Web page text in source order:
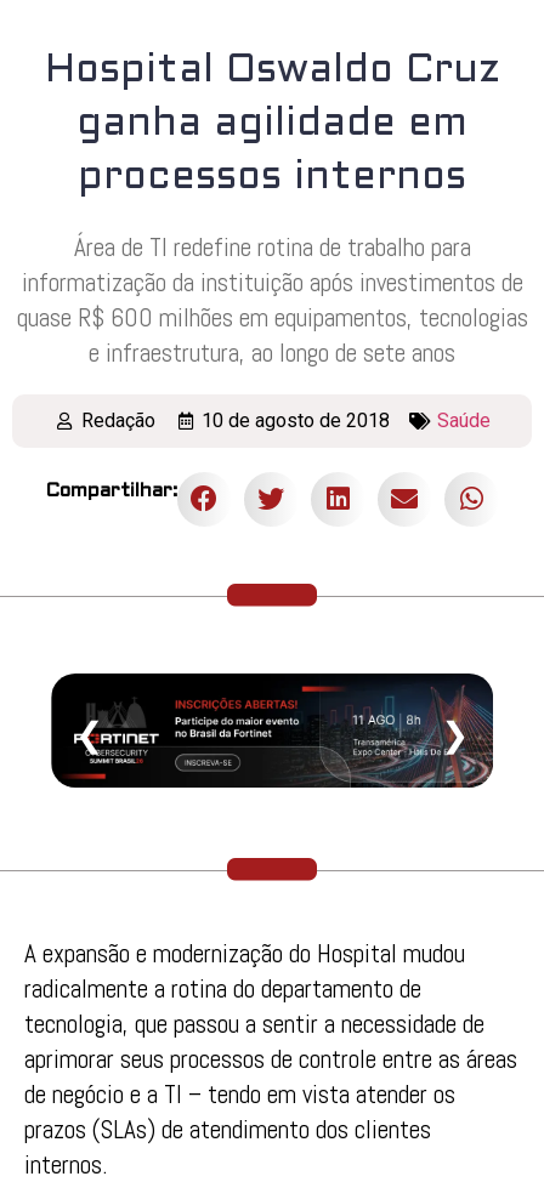
Hospital Oswaldo Cruz
ganha agilidade em
processos internos
Área de TI redefine rotina de trabalho para
informatização da instituição após investimentos de
quase R$ 600 milhões em equipamentos, tecnologias
e infraestrutura, ao longo de sete anos
Redação 10 de agosto de 2018 Saúde
Compartilhar:
❮ ❯
A expansão e modernização do Hospital mudou
radicalmente a rotina do departamento de
tecnologia, que passou a sentir a necessidade de
aprimorar seus processos de controle entre as áreas
de negócio e a TI – tendo em vista atender os
prazos (SLAs) de atendimento dos clientes
internos.